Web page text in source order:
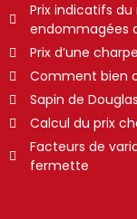
Prix indicatifs
endommagées
Prix d’une
Comment bien
Sapin de
Calcul du prix
Facteurs de
fermette